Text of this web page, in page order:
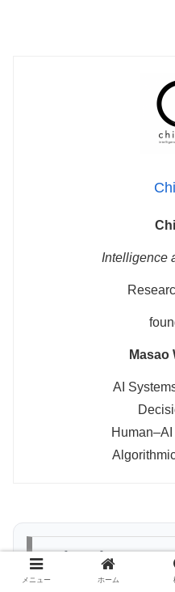
Intelligence
Masao
AI
Related
メニュー ホーム